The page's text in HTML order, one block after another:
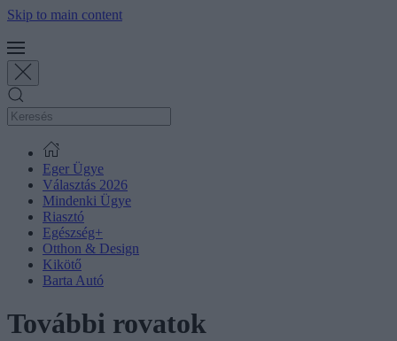
Skip to main content
Eger Ügye
Választás 2026
Mindenki Ügye
Riasztó
Egészség+
Otthon & Design
Kikötő
Barta Autó
További rovatok